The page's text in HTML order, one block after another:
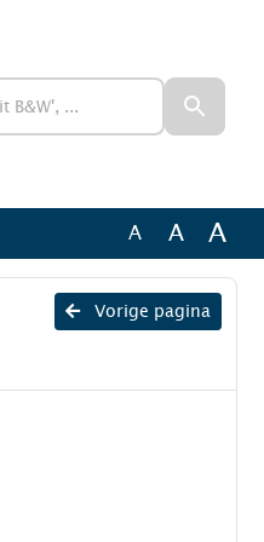
A A A
Vorige pagina